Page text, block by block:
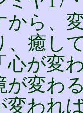
ら、
、癒し
心が変
が変わ
変われ